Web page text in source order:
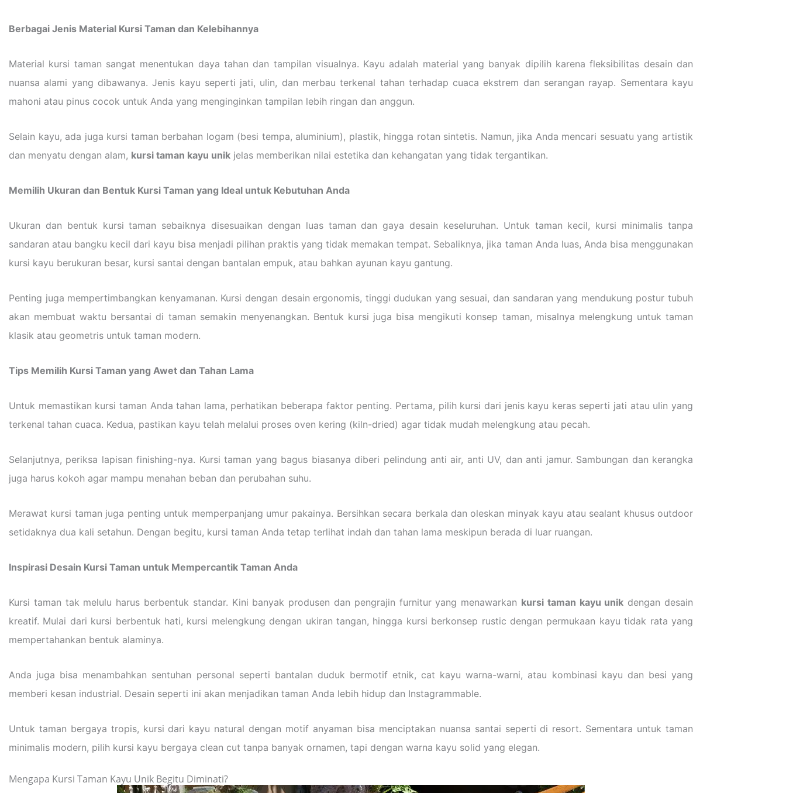
Berbagai Jenis Material Kursi Taman dan Kelebihannya
Material kursi taman sangat menentukan daya tahan dan tampilan visualnya. Kayu adalah material yang banyak dipilih karena fleksibilitas desain dan
nuansa alami yang dibawanya. Jenis kayu seperti jati, ulin, dan merbau terkenal tahan terhadap cuaca ekstrem dan serangan rayap. Sementara kayu
mahoni atau pinus cocok untuk Anda yang menginginkan tampilan lebih ringan dan anggun.
Selain kayu, ada juga kursi taman berbahan logam (besi tempa, aluminium), plastik, hingga rotan sintetis. Namun, jika Anda mencari sesuatu yang artistik
dan menyatu dengan alam, kursi taman kayu unik jelas memberikan nilai estetika dan kehangatan yang tidak tergantikan.
Memilih Ukuran dan Bentuk Kursi Taman yang Ideal untuk Kebutuhan Anda
Ukuran dan bentuk kursi taman sebaiknya disesuaikan dengan luas taman dan gaya desain keseluruhan. Untuk taman kecil, kursi minimalis tanpa
sandaran atau bangku kecil dari kayu bisa menjadi pilihan praktis yang tidak memakan tempat. Sebaliknya, jika taman Anda luas, Anda bisa menggunakan
kursi kayu berukuran besar, kursi santai dengan bantalan empuk, atau bahkan ayunan kayu gantung.
Penting juga mempertimbangkan kenyamanan. Kursi dengan desain ergonomis, tinggi dudukan yang sesuai, dan sandaran yang mendukung postur tubuh
akan membuat waktu bersantai di taman semakin menyenangkan. Bentuk kursi juga bisa mengikuti konsep taman, misalnya melengkung untuk taman
klasik atau geometris untuk taman modern.
Tips Memilih Kursi Taman yang Awet dan Tahan Lama
Untuk memastikan kursi taman Anda tahan lama, perhatikan beberapa faktor penting. Pertama, pilih kursi dari jenis kayu keras seperti jati atau ulin yang
terkenal tahan cuaca. Kedua, pastikan kayu telah melalui proses oven kering (kiln-dried) agar tidak mudah melengkung atau pecah.
Selanjutnya, periksa lapisan finishing-nya. Kursi taman yang bagus biasanya diberi pelindung anti air, anti UV, dan anti jamur. Sambungan dan kerangka
juga harus kokoh agar mampu menahan beban dan perubahan suhu.
Merawat kursi taman juga penting untuk memperpanjang umur pakainya. Bersihkan secara berkala dan oleskan minyak kayu atau sealant khusus outdoor
setidaknya dua kali setahun. Dengan begitu, kursi taman Anda tetap terlihat indah dan tahan lama meskipun berada di luar ruangan.
Inspirasi Desain Kursi Taman untuk Mempercantik Taman Anda
Kursi taman tak melulu harus berbentuk standar. Kini banyak produsen dan pengrajin furnitur yang menawarkan kursi taman kayu unik dengan desain
kreatif. Mulai dari kursi berbentuk hati, kursi melengkung dengan ukiran tangan, hingga kursi berkonsep rustic dengan permukaan kayu tidak rata yang
mempertahankan bentuk alaminya.
Anda juga bisa menambahkan sentuhan personal seperti bantalan duduk bermotif etnik, cat kayu warna-warni, atau kombinasi kayu dan besi yang
memberi kesan industrial. Desain seperti ini akan menjadikan taman Anda lebih hidup dan Instagrammable.
Untuk taman bergaya tropis, kursi dari kayu natural dengan motif anyaman bisa menciptakan nuansa santai seperti di resort. Sementara untuk taman
minimalis modern, pilih kursi kayu bergaya clean cut tanpa banyak ornamen, tapi dengan warna kayu solid yang elegan.
Mengapa Kursi Taman Kayu Unik Begitu Diminati?